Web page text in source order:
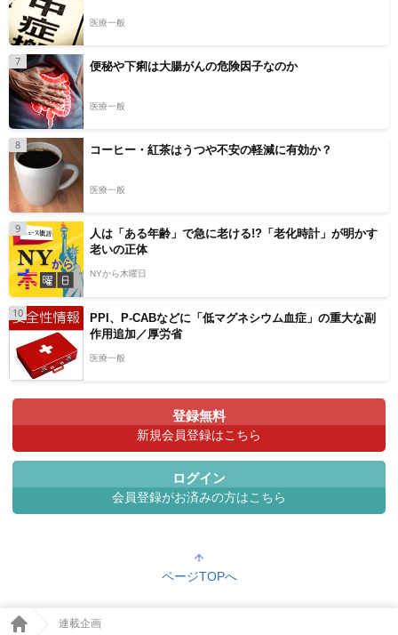
医療一般
7 便秘や下痢は大腸がんの危険因子なのか
医療一般
8 コーヒー・紅茶はうつや不安の軽減に有効か？
医療一般
9
人は「ある年齢」で急に老ける!?「老化時計」が明かす
老いの正体
NYから木曜日
10
PPI、P-CABなどに「低マグネシウム血症」の重大な副
作用追加／厚労省
医療一般
登録無料
新規会員登録はこちら
ログイン
会員登録がお済みの方はこちら
ページTOPへ
連載企画